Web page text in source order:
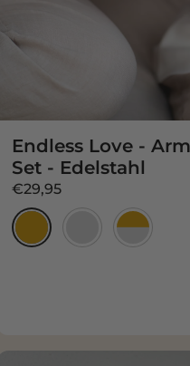
Endless Love -
Set - Edelstahl
€29,95
Gold
Silber Gold &